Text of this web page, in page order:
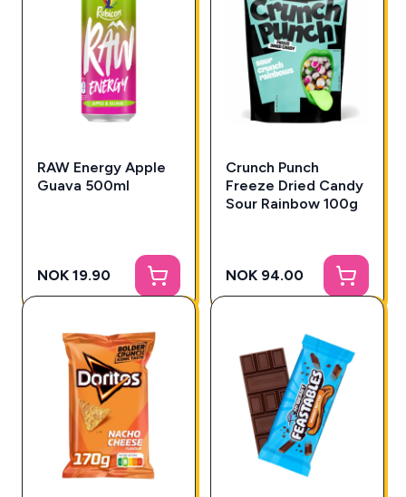
RAW Energy Apple
Guava 500ml
NOK 19.90
Crunch Punch
Freeze Dried Candy
Sour Rainbow 100g
NOK 94.00